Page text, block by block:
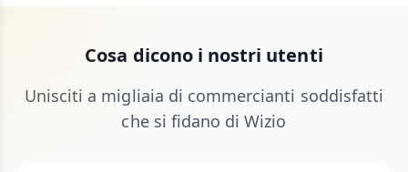
Cosa dicono i nostri utenti
Unisciti a migliaia di commercianti soddisfatti
che si fidano di Wizio